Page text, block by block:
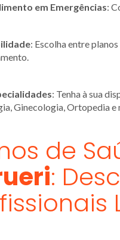
em Emergências:
: Escolha entre
: Tenha à sua
Ginecologia, Ortopedia e
de
: